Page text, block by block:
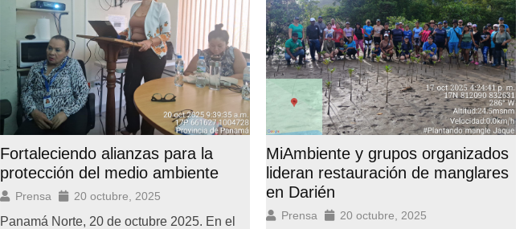
Fortaleciendo alianzas para la
protección del medio ambiente
Prensa 20 octubre, 2025
Panamá Norte, 20 de octubre 2025. En el
MiAmbiente y grupos organizados
lideran restauración de manglares
en Darién
Prensa 20 octubre, 2025